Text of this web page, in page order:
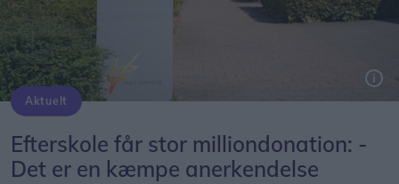
Aktuelt
Efterskole får stor milliondonation: -
Det er en kæmpe anerkendelse